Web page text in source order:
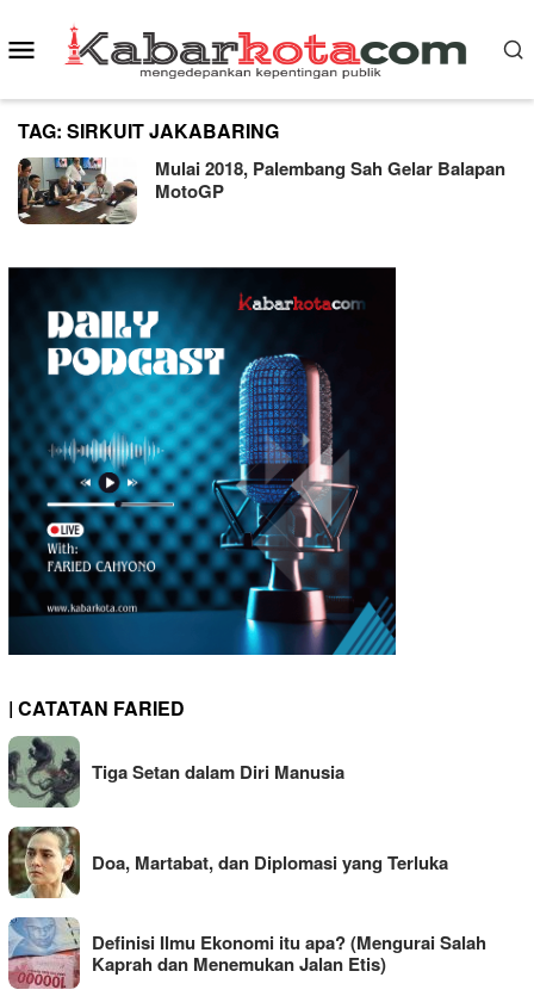
to
Mobile
TAG: SIRKUIT JAKABARING
Mulai 2018, Palembang Sah Gelar Balapan
MotoGP
| CATATAN FARIED
Tiga Setan dalam Diri Manusia
Doa, Martabat, dan Diplomasi yang Terluka
Definisi Ilmu Ekonomi itu apa? (Mengurai Salah
Kaprah dan Menemukan Jalan Etis)